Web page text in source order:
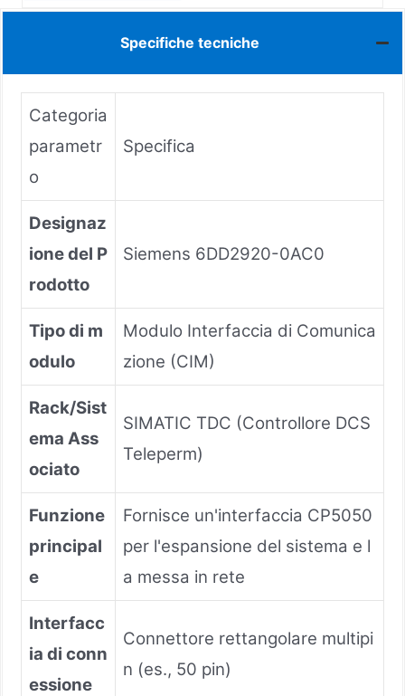
Specifiche tecniche
Categoria
parametr
o
Specifica
Designaz
ione del P
rodotto
Siemens 6DD2920-0AC0
Tipo di m
odulo
Modulo Interfaccia di Comunica
zione (CIM)
Rack/Sist
ema Ass
ociato
SIMATIC TDC (Controllore DCS
Teleperm)
Funzione
principal
e
Fornisce un'interfaccia CP5050
per l'espansione del sistema e l
a messa in rete
Interfacc
ia di conn
essione
Connettore rettangolare multipi
n (es., 50 pin)